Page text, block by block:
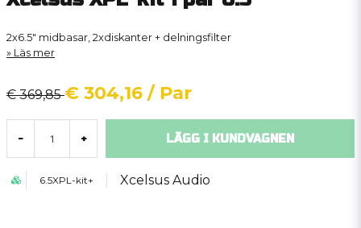
2x6.5" midbasar, 2xdiskanter + delningsfilter
Läs mer
€ 369,85€ 304,16 / Par
- + LÄGG I KUNDVAGNEN
6.5XPL-kit+ Xcelsus Audio